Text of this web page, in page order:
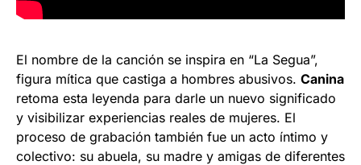
El nombre de la canción se inspira en “La Segua”,
figura mítica que castiga a hombres abusivos. Canina
retoma esta leyenda para darle un nuevo significado
y visibilizar experiencias reales de mujeres. El
proceso de grabación también fue un acto íntimo y
colectivo: su abuela, su madre y amigas de diferentes